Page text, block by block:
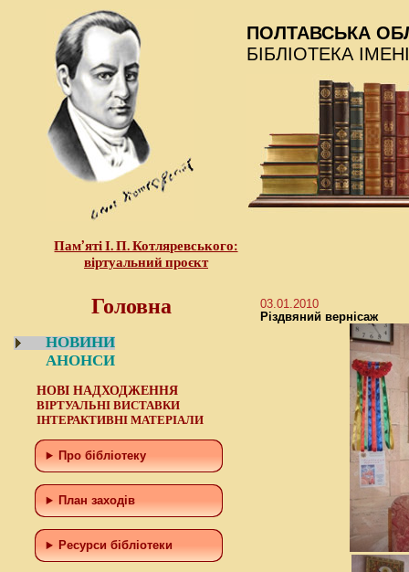
Пам’яті І. П. Котляревського:
віртуальний проєкт
ПОЛТАВСЬКА
БІБЛІОТЕКА
Головна
НОВИНИ
АНОНСИ
НОВІ НАДХОДЖЕННЯ
ВІРТУАЛЬНІ ВИСТАВКИ
ІНТЕРАКТИВНІ МАТЕРІАЛИ
Про бібліотеку
План заходів
Ресурси бібліотеки
03.01.2010
Різдвяний вернісаж